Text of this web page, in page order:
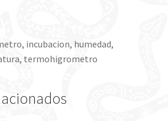
incubacion, humedad,
termohigrometro